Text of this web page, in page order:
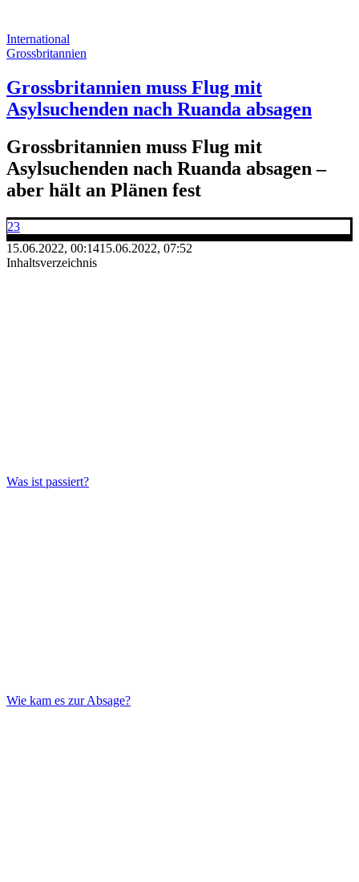
International
Grossbritannien
Grossbritannien muss Flug mit
Asylsuchenden nach Ruanda absagen
Grossbritannien muss Flug mit
Asylsuchenden nach Ruanda absagen –
aber hält an Plänen fest
23
15.06.2022, 00:1415.06.2022, 07:52
Inhaltsverzeichnis
Was ist passiert?
Wie kam es zur Absage?